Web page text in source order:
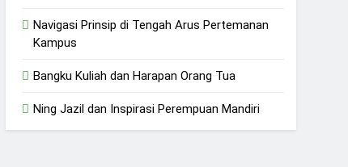
Navigasi Prinsip di Tengah Arus Pertemanan
Kampus
Bangku Kuliah dan Harapan Orang Tua
Ning Jazil dan Inspirasi Perempuan Mandiri